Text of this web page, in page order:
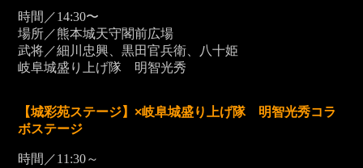
時間／14:30〜
場所／熊本城天守閣前広場
武将／細川忠興、黒田官兵衛、八十姫
岐阜城盛り上げ隊 明智光秀
【城彩苑ステージ】×岐阜城盛り上げ隊 明智光秀コラ
ボステージ
時間／11:30～